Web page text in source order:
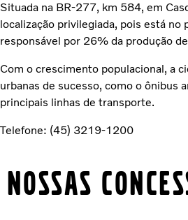
Situada na BR-277, km 584, em
localização privilegiada, pois está no
responsável por 26% da produção
Com o crescimento populacional, a
urbanas de sucesso, como o ônibus
principais linhas de transporte.
Telefone: (45) 3219-1200
Nossas